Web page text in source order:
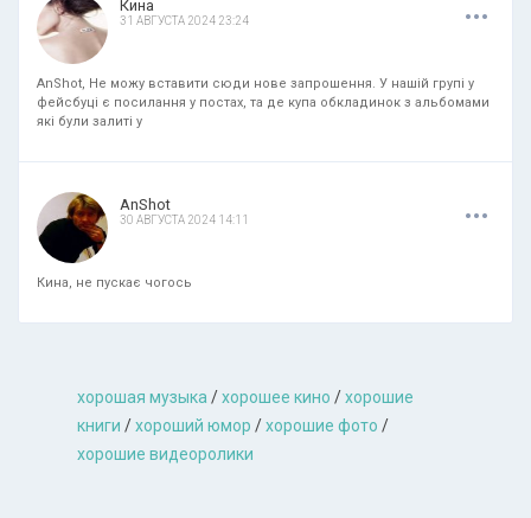
Кина
31 АВГУСТА 2024 23:24
AnShot, Не можу вставити сюди нове запрошення. У нашій групі у
фейсбуці є посилання у постах, та де купа обкладинок з альбомами
які були залиті у
AnShot
30 АВГУСТА 2024 14:11 ...
Кина, не пускає чогось
хорошая музыкa/хорошее кино /хорошие
книги /хороший юмор /хорошие фото /
хорошие видеоролики